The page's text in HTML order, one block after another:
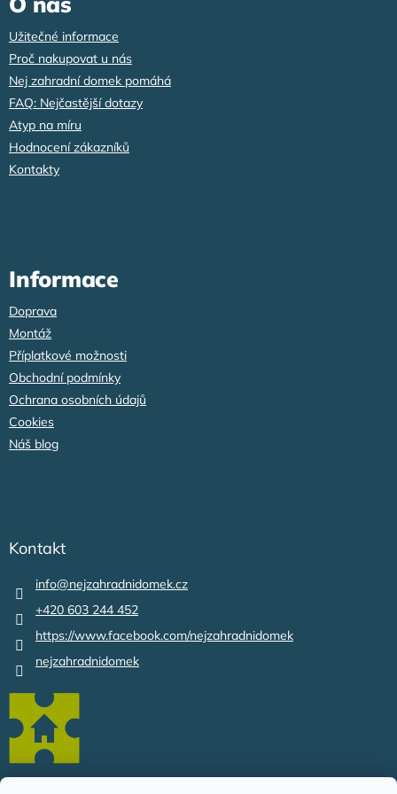
Užitečné informace
Proč nakupovat u nás
Nej zahradní domek pomáhá
FAQ: Nejčastější dotazy
Atyp na míru
Hodnocení zákazníků
Kontakty
Informace
Doprava
Montáž
Příplatkové možnosti
Obchodní podmínky
Ochrana osobních údajů
Cookies
Náš blog
Kontakt
info@nejzahradnidomek.cz
+420 603 244 452
https://www.facebook.com/nejzahradnidomek
nejzahradnidomek